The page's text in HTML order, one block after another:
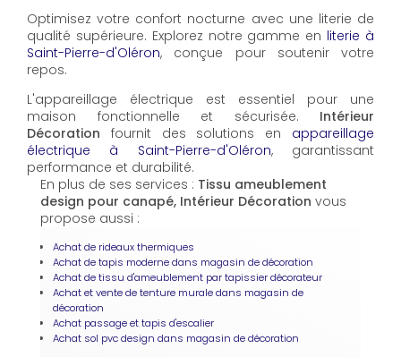
Optimisez votre confort nocturne avec une literie de
qualité supérieure. Explorez notre gamme en literie à
Saint-Pierre-d'Oléron, conçue pour soutenir votre
repos.
L'appareillage électrique est essentiel pour une
maison fonctionnelle et sécurisée. Intérieur
Décoration fournit des solutions en appareillage
électrique à Saint-Pierre-d'Oléron, garantissant
performance et durabilité.
En plus de ses services : Tissu ameublement
design pour canapé, Intérieur Décoration vous
propose aussi :
Achat de rideaux thermiques
Achat de tapis moderne dans magasin de décoration
Achat de tissu d'ameublement par tapissier décorateur
Achat et vente de tenture murale dans magasin de
décoration
Achat passage et tapis d'escalier
Achat sol pvc design dans magasin de décoration